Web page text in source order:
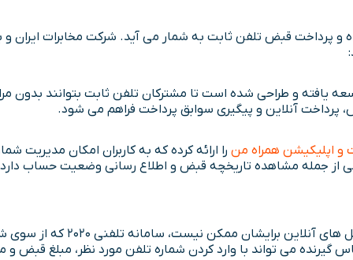
پرداخت قبض تلفن ثابت به شمار می آید. شرکت مخابرات ایران و
یافته و طراحی شده است تا مشترکان تلفن ثابت بتوانند
پرداخت آنلاین و پیگیری سوابق پرداخت فراهم می شود.
و اپلیکیشن همراه من را ارائه کرده که به کاربران امکان مدیریت
از جمله مشاهده تاریخچه قبض و اطلاع رسانی وضعیت حساب
برای افرادی که به اینترنت
می کند. با شماره گیری ۲۰۲۰ از خط ثابت، تماس گیرنده می تواند با وارد کردن شماره